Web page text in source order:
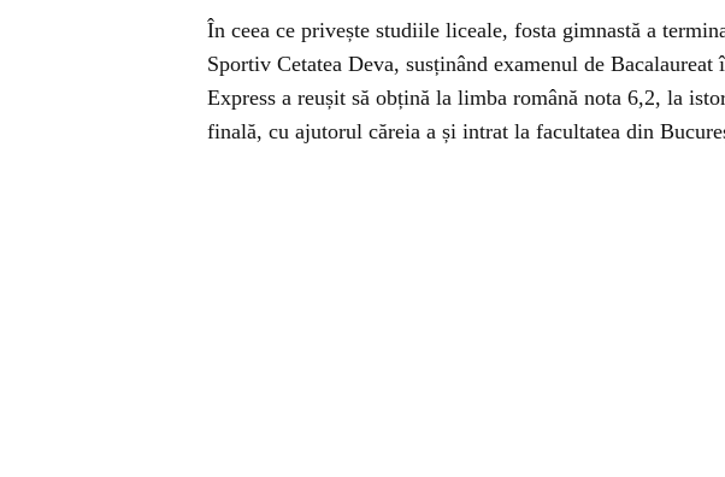
În ceea ce privește studiile liceale, fosta gimnastă a
Sportiv Cetatea Deva, susținând examenul de
Express a reușit să obțină la limba română nota 6,2, la
finală, cu ajutorul căreia a și intrat la facultatea din